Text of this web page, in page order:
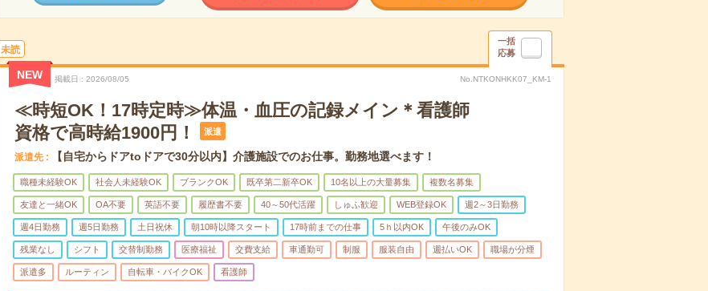
未読
一括
応募
NEW 掲載日 2026/08/05 No.NTKONHKK07_KM-1
≪時短OK！17時定時≫体温・血圧の記録メイン＊看護師
資格で高時給1900円！
派遣
派遣先 【自宅からドアtoドアで30分以内】介護施設でのお仕事。勤務地選べます！
職種未経験OK 社会人未経験OK ブランクOK 既卒第二新卒OK 10名以上の大量募集 複数名募集
友達と一緒OK OA不要 英語不要 履歴書不要 40～50代活躍 しゅふ歓迎 WEB登録OK 週2～3日勤務
週4日勤務 週5日勤務 土日祝休 朝10時以降スタート 17時前までの仕事 5ｈ以内OK 午後のみOK
残業なし シフト 交替制勤務 医療福祉 交費支給 車通勤可 制服 服装自由 週払いOK 職場が分煙
派遣多 ルーティン 自転車・バイクOK 看護師